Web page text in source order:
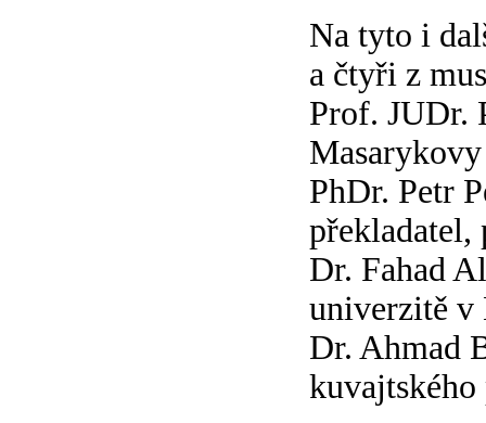
Na tyto i
a čtyři z
Prof. JUDr.
PhDr. Petr
Dr. Fahad
univerzitě v
Dr. Ahmad
kuvajtského